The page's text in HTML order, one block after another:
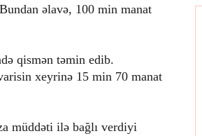
əlavə, 100 min manat
qismən təmin edib.
xeyrinə 15 min 70 manat
müddəti ilə bağlı verdiyi